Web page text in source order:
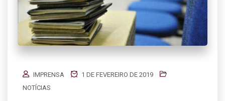
IMPRENSA
1 DE FEVEREIRO DE 2019
NOTÍCIAS